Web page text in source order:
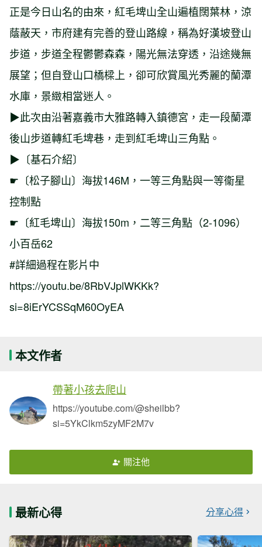
正是今日山名的由來，紅毛埤山全山遍植闊葉林，涼
蔭蔽天，市府建有完善的登山路線，稱為好漢坡登山
步道，步道全程鬱鬱森森，陽光無法穿透，沿途幾無
展望；但自登山口橋樑上，卻可欣賞風光秀麗的蘭潭
水庫，景緻相當迷人。
▶此次由沿著嘉義市大雅路轉入鎮德宮，走一段蘭潭
後山步道轉紅毛埤巷，走到紅毛埤山三角點。
▶〔基石介紹〕
☛〔松子腳山〕海拔146M，一等三角點與一等衞星
控制點
☛〔紅毛埤山〕海拔150m，二等三角點（2-1096）
小百岳62
#詳細過程在影片中
https://youtu.be/8RbVJplWKKk?
si=8iErYCSSqM60OyEA
本文作者
帶著小孩去爬山
https://youtube.com/@sheilbb?
si=5YkClkm5zyMF2M7v
關注他
最新心得 分享心得